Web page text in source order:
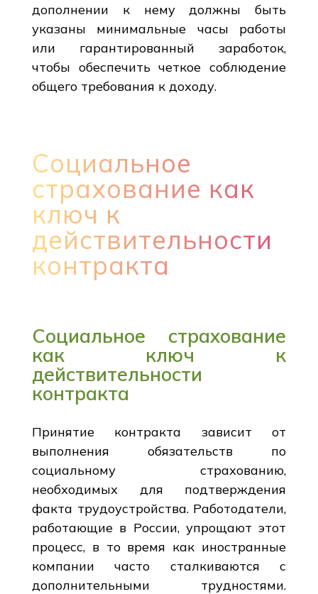
дополнении к нему должны быть
указаны минимальные часы работы
или гарантированный заработок,
чтобы обеспечить четкое соблюдение
общего требования к доходу.
Социальное
страхование как
ключ к
действительности
контракта
Социальное страхование
как ключ к
действительности
контракта
Принятие контракта зависит от
выполнения обязательств по
социальному страхованию,
необходимых для подтверждения
факта трудоустройства. Работодатели,
работающие в России, упрощают этот
процесс, в то время как иностранные
компании часто сталкиваются с
дополнительными трудностями.